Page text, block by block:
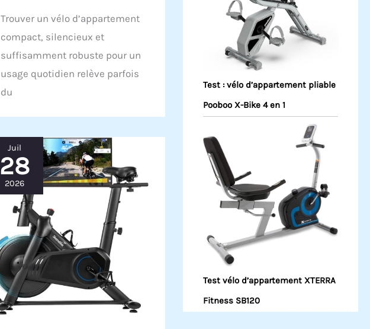
Trouver un vélo d’appartement
compact, silencieux et
suffisamment robuste pour un
usage quotidien relève parfois
du
Juil
28
2026
Test : vélo d’appartement pliable
Pooboo X-Bike 4 en 1
Test vélo d’appartement XTERRA
Fitness SB120